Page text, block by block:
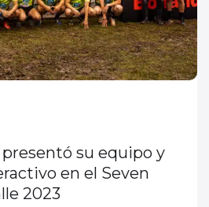
su equipo y
en el Seven
2023